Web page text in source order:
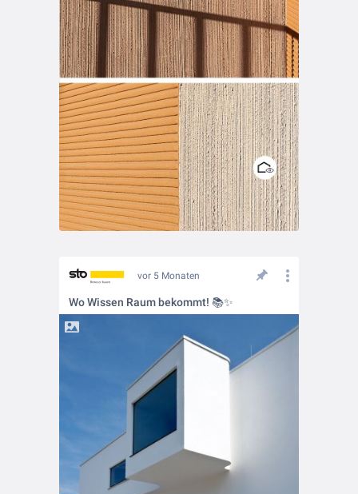
vor 5 Monaten
Wo Wissen Raum bekommt! 📚✨